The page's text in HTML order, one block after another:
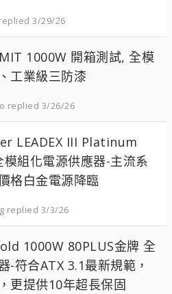
3/29/26
1000W 開箱測試, 全模
工業級三防漆
3/26/26
LEADEX III Platinum
組化電源供應器-主流系
格白金電源降臨
3/3/26
1000W 80PLUS金牌 全
-符合ATX 3.1最新規範，
更提供10年超長保固